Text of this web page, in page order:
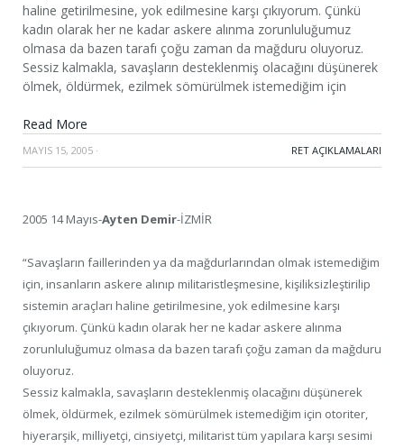
haline getirilmesine, yok edilmesine karşı çıkıyorum. Çünkü
kadın olarak her ne kadar askere alınma zorunluluğumuz
olmasa da bazen tarafı çoğu zaman da mağduru oluyoruz.
Sessiz kalmakla, savaşların desteklenmiş olacağını düşünerek
ölmek, öldürmek, ezilmek sömürülmek istemediğim için
Read More
MAYIS 15, 2005 · RET AÇIKLAMALARI
2005 14 Mayıs-Ayten Demir-İZMİR
“Savaşların faillerinden ya da mağdurlarından olmak istemediğim
için, insanların askere alınıp militaristleşmesine, kişiliksizleştirilip
sistemin araçları haline getirilmesine, yok edilmesine karşı
çıkıyorum. Çünkü kadın olarak her ne kadar askere alınma
zorunluluğumuz olmasa da bazen tarafı çoğu zaman da mağduru
oluyoruz.
Sessiz kalmakla, savaşların desteklenmiş olacağını düşünerek
ölmek, öldürmek, ezilmek sömürülmek istemediğim için otoriter,
hiyerarşik, milliyetçi, cinsiyetçi, militarist tüm yapılara karşı sesimi